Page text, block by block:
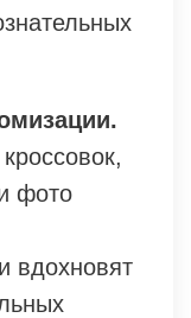
фото
вдохновят